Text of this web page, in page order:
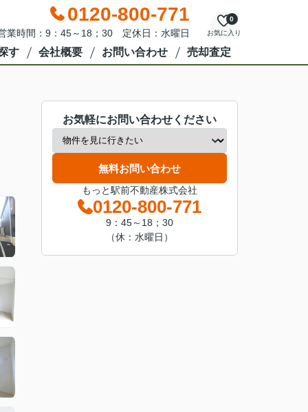
0120-800-771
業時間：9：45～18；30 定休日：水曜日 お気に入り
0
す 会社概要 お問い合わせ 売却査定
お気軽にお問い合わせください
無料お問い合わせ
もっと駅前不動産株式会社
0120-800-771
9：45～18；30
（休：水曜日）